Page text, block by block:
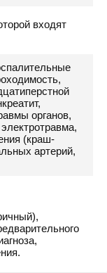
входят
органов,
(краш-
артерий,